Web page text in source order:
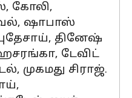
கோலி,
ஷாபாஸ்
தினேஷ்
டேவிட்
முகமது சிராஜ்.